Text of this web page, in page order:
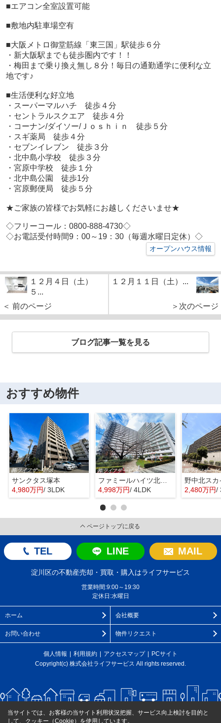
■エアコン全室設置可能
■敷地内駐車場空有
■大阪メトロ御堂筋線「東三国」駅徒歩６分
・新大阪駅までも徒歩圏内です！！
・梅田まで乗り換え無し８分！毎日の通勤通学に便利な立
地です♪
■生活便利な好立地
・スーパーマルハチ 徒歩４分
・セントラルスクエア 徒歩４分
・コーナン/ダイソー/Ｊｏｓｈｉｎ 徒歩５分
・スギ薬局 徒歩４分
・セブンイレブン 徒歩３分
・北中島小学校 徒歩３分
・宮原中学校 徒歩１分
・北中島公園 徒歩1分
・宮原郵便局 徒歩５分
★ご家族の皆様でお気軽にお越しくださいませ★
◇フリーコール：0800-888-4730◇
◇お電話受付時間9：00～19：30（毎週水曜日定休）◇
オープンハウス情報
１２月４日（土）
５...
＜ 前のページ
１２月１１日（土）...
＞次のページ
ブログ記事一覧を見る
おすすめ物件
サンクタス塚本
4,980万円/ 3LDK
ファミールハイツ北大阪４号棟
4,998万円/ 4LDK
野中北スカ
2,480万円/
ページトップに戻る
TEL LINE MAIL
淀川区の不動産売却・買取・購入はライフサービス
営業時間:9:00～19:30
定休日:水曜日
ホーム 会社概要
お問い合わせ 物件リクエスト
個人情報 利用規約 アクセスマップ
PCサイト
Copyright(c) 株式会社ライフサービス All rights reserved.
当サイトでは、お客様の当サイト利用状況把握、サービス向上検討を目的と
して、クッキー（Cookie）を使用しています。